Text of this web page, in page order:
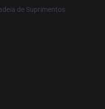
de Suprimentos